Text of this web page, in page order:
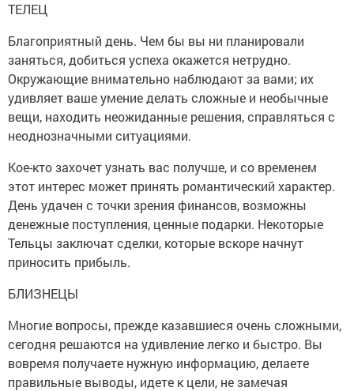
ТЕЛЕЦ
Благоприятный день. Чем бы вы ни планировали
заняться, добиться успеха окажется нетрудно.
Окружающие внимательно наблюдают за вами; их
удивляет ваше умение делать сложные и необычные
вещи, находить неожиданные решения, справляться с
неоднозначными ситуациями.
Кое-кто захочет узнать вас получше, и со временем
этот интерес может принять романтический характер.
День удачен с точки зрения финансов, возможны
денежные поступления, ценные подарки. Некоторые
Тельцы заключат сделки, которые вскоре начнут
приносить прибыль.
БЛИЗНЕЦЫ
Многие вопросы, прежде казавшиеся очень сложными,
сегодня решаются на удивление легко и быстро. Вы
вовремя получаете нужную информацию, делаете
правильные выводы, идете к цели, не замечая